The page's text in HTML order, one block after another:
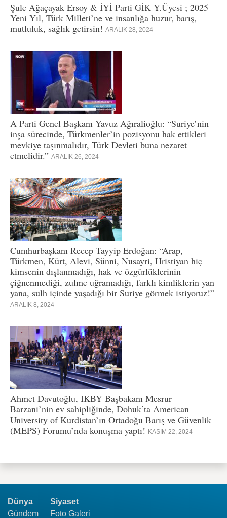
Şule Ağaçayak Ersoy & İYİ Parti GİK Y.Üyesi ; 2025
Yeni Yıl, Türk Milleti’ne ve insanlığa huzur, barış,
mutluluk, sağlık getirsin! ARALIK 28, 2024
A Parti Genel Başkanı Yavuz Ağıralioğlu: “Suriye’nin
inşa sürecinde, Türkmenler’in pozisyonu hak ettikleri
mevkiye taşınmalıdır, Türk Devleti buna nezaret
etmelidir.” ARALIK 26, 2024
Cumhurbaşkanı Recep Tayyip Erdoğan: “Arap,
Türkmen, Kürt, Alevi, Sünni, Nusayri, Hristiyan hiç
kimsenin dışlanmadığı, hak ve özgürlüklerinin
çiğnenmediği, zulme uğramadığı, farklı kimliklerin yan
yana, sulh içinde yaşadığı bir Suriye görmek istiyoruz!”
ARALIK 8, 2024
Ahmet Davutoğlu, IKBY Başbakanı Mesrur
Barzani’nin ev sahipliğinde, Dohuk’ta American
University of Kurdistan’ın Ortadoğu Barış ve Güvenlik
(MEPS) Forumu’nda konuşma yaptı! KASIM 22, 2024
Dünya
Gündem
Siyaset
Foto Galeri